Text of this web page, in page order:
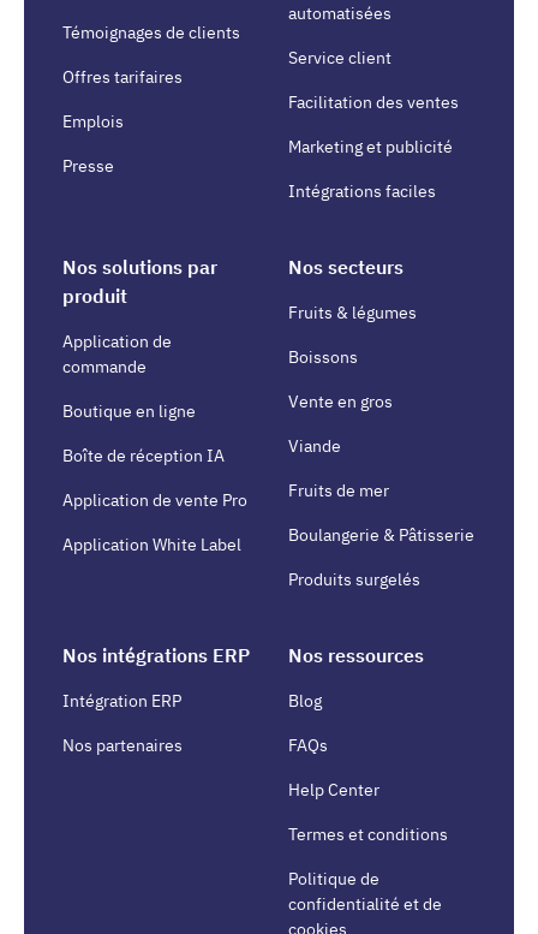
Témoignages de clients
Offres tarifaires
Emplois
Presse
automatisées
Service client
Facilitation des ventes
Marketing et publicité
Intégrations faciles
Nos solutions par
produit
Application de
commande
Boutique en ligne
Boîte de réception IA
Application de vente Pro
Application White Label
Nos secteurs
Fruits & légumes
Boissons
Vente en gros
Viande
Fruits de mer
Boulangerie & Pâtisserie
Produits surgelés
Nos intégrations ERP
Intégration ERP
Nos partenaires
Nos ressources
Blog
FAQs
Help Center
Termes et conditions
Politique de
confidentialité et de
cookies